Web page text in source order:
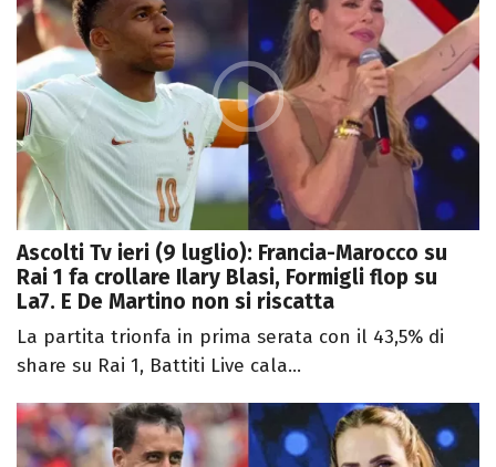
Ascolti Tv ieri (9 luglio): Francia-Marocco su
Rai 1 fa crollare Ilary Blasi, Formigli flop su
La7. E De Martino non si riscatta
La partita trionfa in prima serata con il 43,5% di
share su Rai 1, Battiti Live cala...